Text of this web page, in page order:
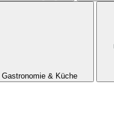
Gastronomie & Küche